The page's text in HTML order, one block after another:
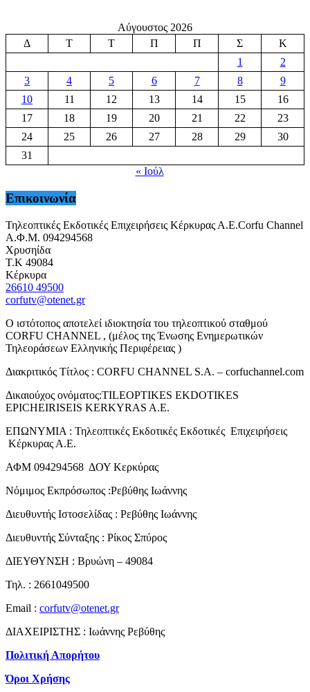
Αύγουστος 2026
Δ
Τ Τ Π Π Σ
Κ
1
2
3
4 5 6 7 8
9
10
11 12 13 14 15
16
17
18 19 20 21 22
23
24
25 26 27 28 29
30
31
« Ιούλ
Επικοινωνία
Τηλεοπτικές Εκδοτικές Επιχειρήσεις Κέρκυρας Α.Ε.Corfu Channel
Α.Φ.Μ. 094294568
Χρυσηίδα
Τ.Κ 49084
Κέρκυρα
26610 49500
corfutv@otenet.gr
Ο ιστότοπος αποτελεί ιδιοκτησία του τηλεοπτικού σταθμού
CORFU CHANNEL , (μέλος της Ένωσης Ενημερωτικών
Τηλεοράσεων Ελληνικής Περιφέρειας )
Διακριτικός Τίτλος : CORFU CHANNEL S.A. – corfuchannel.com
Δικαιούχος ονόματος:TILEOPTIKES EKDOTIKES
EPICHEIRISEIS KERKYRAS A.E.
ΕΠΩΝΥΜΙΑ : Τηλεοπτικές Εκδοτικές Εκδοτικές Επιχειρήσεις
Κέρκυρας Α.Ε.
ΑΦΜ 094294568 ΔΟΥ Κερκύρας
Νόμιμος Εκπρόσωπος :Ρεβύθης Ιωάννης
Διευθυντής Ιστοσελίδας : Ρεβύθης Ιωάννης
Διευθυντής Σύνταξης : Ρίκος Σπύρος
ΔΙΕΥΘΥΝΣΗ : Βρυώνη – 49084
Τηλ. : 2661049500
Email : corfutv@otenet.gr
ΔΙΑΧΕΙΡΙΣΤΗΣ : Ιωάννης Ρεβύθης
Πολιτική Απορήτου
Όροι Χρήσης